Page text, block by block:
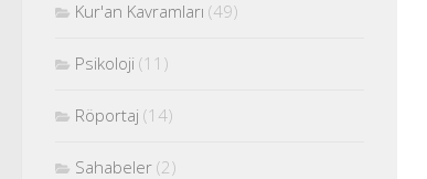
Kur'an Kavramları (49)
Psikoloji (11)
Röportaj (14)
Sahabeler (2)